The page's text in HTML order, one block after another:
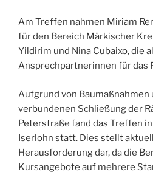
Am Treffen nahmen Miriam
für den Bereich Märkischer
Yildirim und Nina Cubaixo, die
Ansprechpartnerinnen für das
Aufgrund von Baumaßnahmen
verbundenen Schließung der
Peterstraße fand das Treffen
Iserlohn statt. Dies stellt
Herausforderung dar, da die
Kursangebote auf mehrere